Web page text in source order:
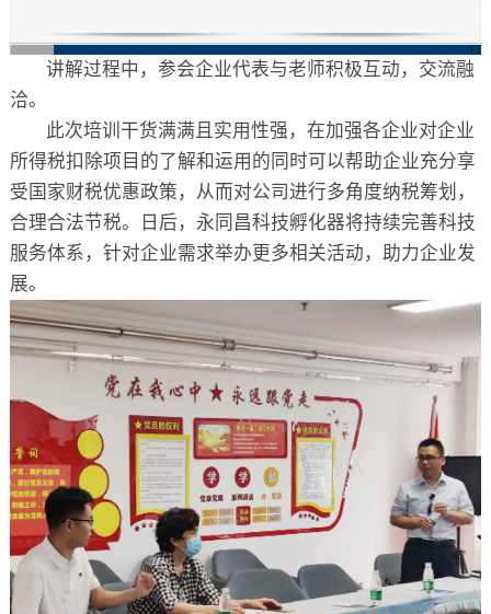
讲解过程中，参会企业代表与老师积极互动，交流融
洽。
此次培训干货满满且实用性强，在加强各企业对企业
所得税扣除项目的了解和运用的同时可以帮助企业充分享
受国家财税优惠政策，从而对公司进行多角度纳税筹划，
合理合法节税。日后，永同昌科技孵化器将持续完善科技
服务体系，针对企业需求举办更多相关活动，助力企业发
展。